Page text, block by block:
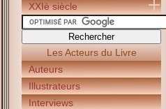
XXIè siècle
Les Acteurs du Livre
Auteurs
Illustrateurs
Interviews